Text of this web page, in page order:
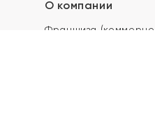
О компании
Франшиза